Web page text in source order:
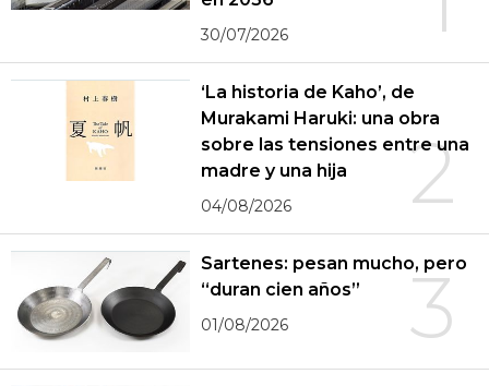
30/07/2026
2
‘La historia de Kaho’, de
Murakami Haruki: una obra
sobre las tensiones entre una
madre y una hija
04/08/2026
3
Sartenes: pesan mucho, pero
“duran cien años”
01/08/2026